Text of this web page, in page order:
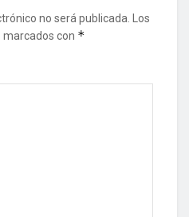
no será publicada.
Los
con *